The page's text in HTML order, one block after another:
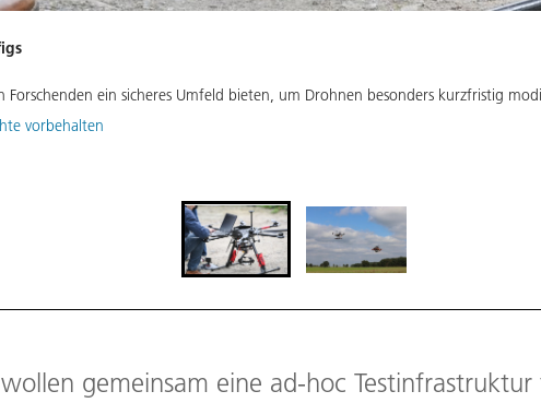
ein sicheres Umfeld bieten, um Drohnen besonders kurzfristig
vorbehalten
wollen gemeinsam eine ad-hoc